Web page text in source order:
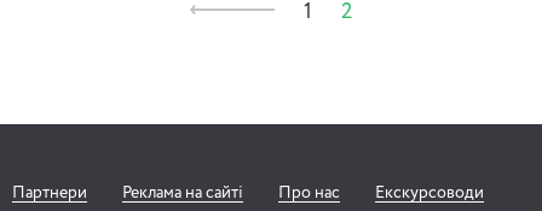
1 2
Партнери Реклама на сайті Про нас
Екскурсоводи